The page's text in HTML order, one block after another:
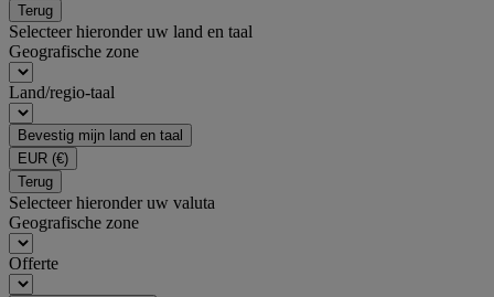
Terug
Selecteer hieronder uw land en taal
Geografische zone
Land/regio-taal
Bevestig mijn land en taal
EUR (€)
Terug
Selecteer hieronder uw valuta
Geografische zone
Offerte